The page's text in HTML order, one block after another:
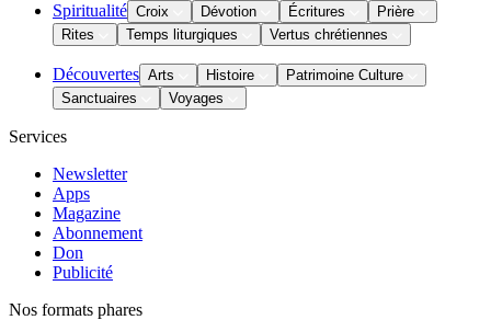
Spiritualité Croix Dévotion Écritures
Prière
Rites
Temps liturgiques Vertus chrétiennes
Découvertes Arts Histoire
Patrimoine Culture
Sanctuaires
Voyages
Services
Newsletter
Apps
Magazine
Abonnement
Don
Publicité
Nos formats phares